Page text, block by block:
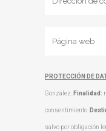
PROTECCIÓN DE
González. Finalidad:
consentimiento.
salvo por obligación